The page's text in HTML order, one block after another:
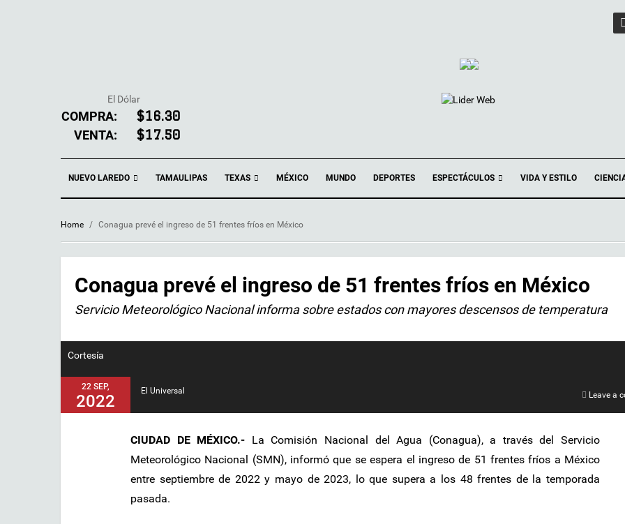
El Dólar
COMPRA: $16.30
VENTA: $17.50
NUEVO LAREDO TAMAULIPAS TEXAS MÉXICO MUNDO DEPORTES ESPECTÁCULOS VIDA Y ESTILO
Home / Conagua prevé el ingreso de 51 frentes fríos en México
Conagua prevé el ingreso de 51 frentes fríos en México
Servicio Meteorológico Nacional informa sobre estados con mayores descensos de temperatura
Cortesía
22 SEP,
2022
El Universal Leave a
CIUDAD DE MÉXICO.- La Comisión Nacional del Agua (Conagua), a través del Servicio
Meteorológico Nacional (SMN), informó que se espera el ingreso de 51 frentes fríos a México
entre septiembre de 2022 y mayo de 2023, lo que supera a los 48 frentes de la temporada
pasada.